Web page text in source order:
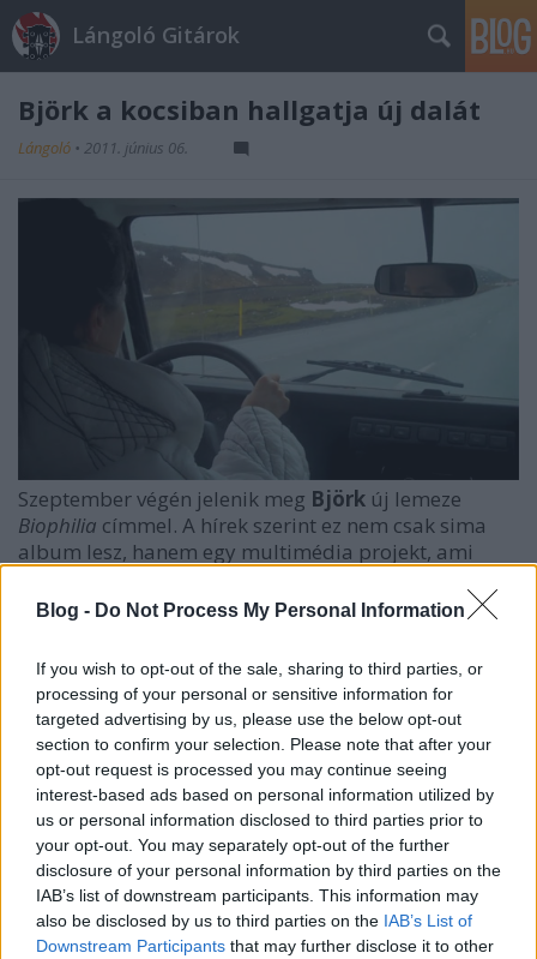
Blog - Do Not Process My Personal Information
If you wish to opt-out of the sale, sharing to third parties, or
processing of your personal or sensitive information for
targeted advertising by us, please use the below opt-out
section to confirm your selection. Please note that after your
opt-out request is processed you may continue seeing
interest-based ads based on personal information utilized by
us or personal information disclosed to third parties prior to
your opt-out. You may separately opt-out of the further
disclosure of your personal information by third parties on the
IAB’s list of downstream participants. This information may
also be disclosed by us to third parties on the IAB’s List of
Downstream Participants that may further disclose it to other
Lángoló Gitárok
Björk a kocsiban hallgatja új dalát
Lángoló • 2011. június 06.
Szeptember végén jelenik meg Björk új lemeze
Biophilia címmel. A hírek szerint ez nem csak sima
album lesz, hanem egy multimédia projekt, ami
alkalmazásokat illetve az élő show-kat. Állítólag
Virus
címűhöz például egy olyan játék, amiben a
sejteket kell megmenteni a pusztulástól. Björkre
jellemző csavar, hogy a dalt magát csak addig
halljuk, amíg a vírus él, tehát az egész
szerzeményhez tulajdonképpen veszítenünk kell. Az
izlandi énekesnő most nem ezt, hanem aCrystalline
dalának félperces részletét mutatta meg a
rajongóknak, méghozzá úgy, hogy a kocsiban ülve
hallgatja vezetés közben: